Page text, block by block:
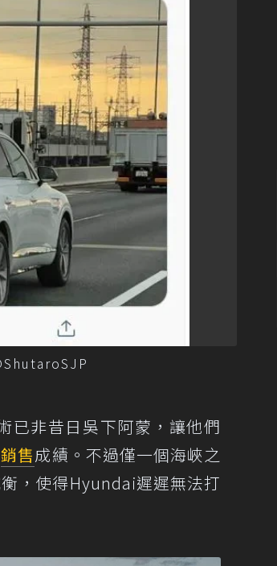
已非昔日吳下阿蒙，讓他們
銷售成績。不過僅一個海峽之
，使得Hyundai遲遲無法打